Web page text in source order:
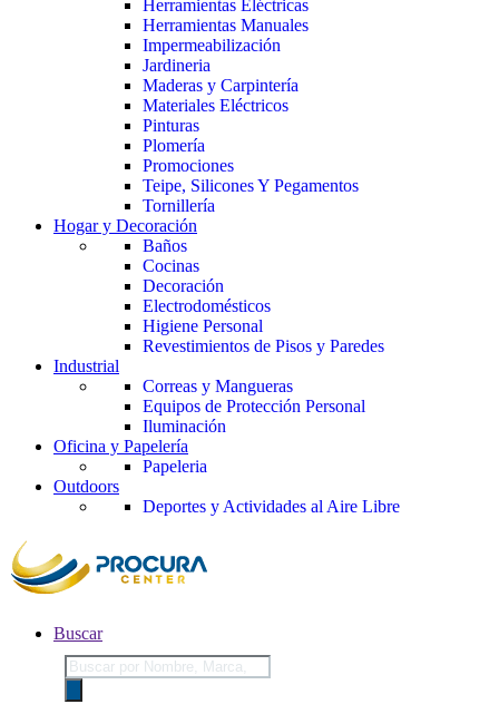
Herramientas Eléctricas
Herramientas Manuales
Impermeabilización
Jardineria
Maderas y Carpintería
Materiales Eléctricos
Pinturas
Plomería
Promociones
Teipe, Silicones Y Pegamentos
Tornillería
Hogar y Decoración
Baños
Cocinas
Decoración
Electrodomésticos
Higiene Personal
Revestimientos de Pisos y Paredes
Industrial
Correas y Mangueras
Equipos de Protección Personal
Iluminación
Oficina y Papelería
Papeleria
Outdoors
Deportes y Actividades al Aire Libre
Buscar
Búsqueda
de
productos